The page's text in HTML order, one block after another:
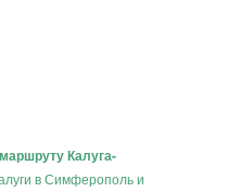
Калуга-
в Симферополь и